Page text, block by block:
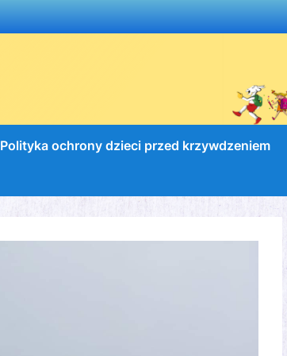
Polityka ochrony dzieci przed krzywdzeniem